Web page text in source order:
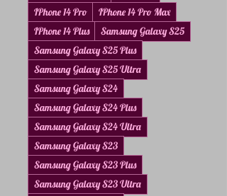
IPhone 14 Pro
IPhone 14 Pro Max
IPhone 14 Plus
Samsung Galaxy S25
Samsung Galaxy S25 Plus
Samsung Galaxy S25 Ultra
Samsung Galaxy S24
Samsung Galaxy S24 Plus
Samsung Galaxy S24 Ultra
Samsung Galaxy S23
Samsung Galaxy S23 Plus
Samsung Galaxy S23 Ultra